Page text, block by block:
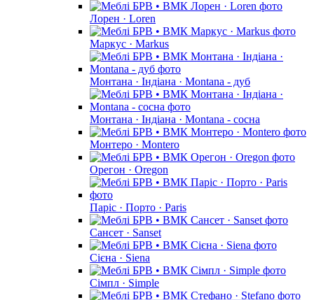
Лорен · Loren
Маркус · Markus
Монтана · Індіана · Montana - дуб
Монтана · Індіана · Montana - сосна
Монтеро · Montero
Орегон · Oregon
Паріс · Порто · Paris
Сансет · Sanset
Сієна · Siena
Сімпл · Simple